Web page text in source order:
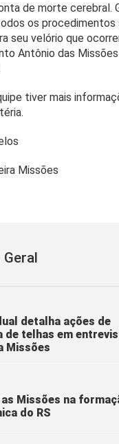
de morte cerebral.
os
seu velório que
Antônio das
tiver mais
Missões
detalha ações de
de telhas em
Missões
Missões na
do RS